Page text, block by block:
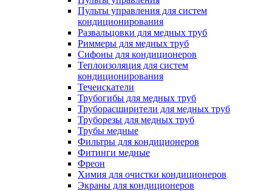
Пульты управления для систем
кондиционирования
Развальцовки для медных труб
Риммеры для медных труб
Сифоны для кондиционеров
Теплоизоляция для систем
кондиционирования
Течеискатели
Трубогибы для медных труб
Труборасширители для медных труб
Труборезы для медных труб
Трубы медные
Фильтры для кондиционеров
Фитинги медные
Фреон
Химия для очистки кондиционеров
Экраны для кондиционеров